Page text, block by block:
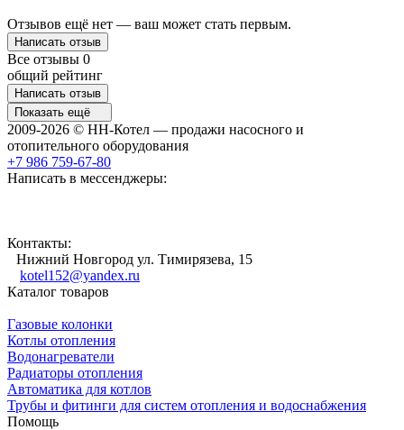
Отзывов ещё нет — ваш может стать первым.
Написать отзыв
Все отзывы 0
общий рейтинг
Написать отзыв
Показать ещё
2009-2026 © НН-Котел — продажи насосного и
отопительного оборудования
+7 986 759-67-80
Написать в мессенджеры:
Контакты:
Нижний Новгород ул. Тимирязева, 15
kotel152@yandex.ru
Каталог товаров
Газовые колонки
Котлы отопления
Водонагреватели
Радиаторы отопления
Автоматика для котлов
Трубы и фитинги для систем отопления и водоснабжения
Помощь